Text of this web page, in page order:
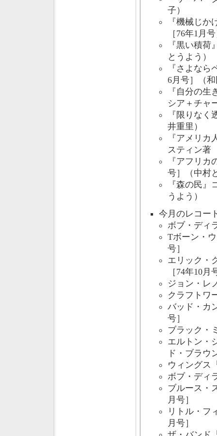
子）
『機械じ
［76年1月
『黒い積
とうよう）
『さよな
6月号］（
『自分の
シア＋チャ
『限りな
井重里）
『アメリ
スティン著
『アフリ
号］（中村
『森の民
うよう）
今月のレコー
ボブ・ディ
Tボーン・
号］
エリック・
［74年10月
ジョン・レ
クラフトワ
バッド・カ
号］
ブラック・
エルトン・
ド・ブラウ
ウィングス
ボブ・ディ
ブルース・
月号］
リトル・フ
月号］